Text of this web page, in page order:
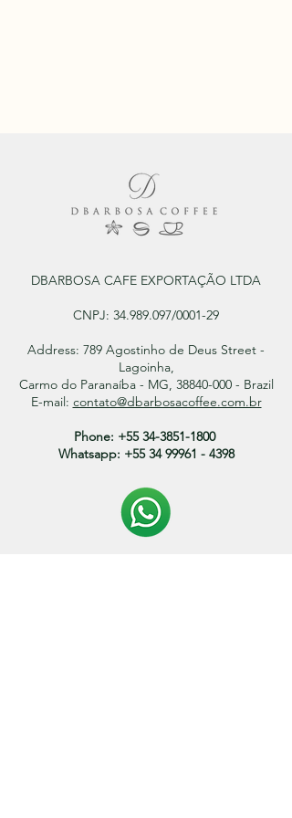
DBARBOSA CAFE EXPORTAÇÃO LTDA
CNPJ: 34.989.097/0001-29
Address: 789 Agostinho de Deus Street -
Lagoinha,
Carmo do Paranaíba - MG, 38840-000 - Brazil
E-mail: contato@dbarbosacoffee.com.br
Phone: +55 34-3851-1800
Whatsapp: +55 34 99961 - 4398